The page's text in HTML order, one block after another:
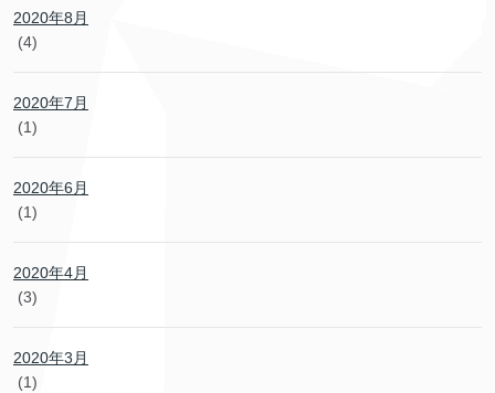
2020年8月
(4)
2020年7月
(1)
2020年6月
(1)
2020年4月
(3)
2020年3月
(1)